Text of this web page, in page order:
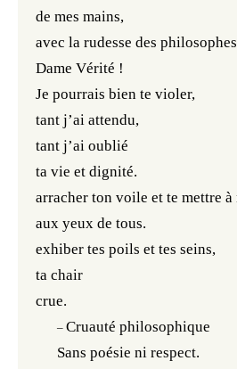
de mes mains,
avec la rudesse des
Dame Vérité !
Je pourrais bien te violer,
tant j’ai attendu,
tant j’ai oublié
ta vie et dignité.
arracher ton voile et te mettre à
aux yeux de tous.
exhiber tes poils et tes seins,
ta chair
crue.
– Cruauté philosophique
Sans poésie ni respect.